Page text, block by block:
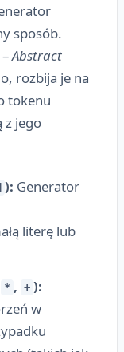
sposób.
–Abstract
rozbija je na
tokenu
z jego
): Generator
literę lub
* , + ):
w